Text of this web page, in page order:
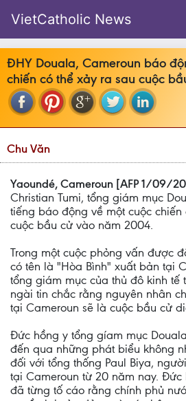
VietCatholic News
ÐHY Douala, Cameroun báo
chiến có thể xảy ra sau cuộc
Chu Văn
Yaoundé, Cameroun [AFP 1/09/
Christian Tumi, tổng giám mục
tiếng báo động về một cuộc chiến
cuộc bầu cử vào năm 2004.
Trong một cuộc phỏng vấn được
có tên là "Hòa Bình" xuất bản tại
tổng giám mục của thủ đô kinh tế
ngài tin chắc rằng nguyên nhân
tại Cameroun sẽ là cuộc bầu cử
Ðức hồng y tổng gíam mục
đến qua những phát biểu không
đối với tổng thống Paul Biya,
tại Cameroun từ 20 năm nay. Ðức
đã từng tố cáo rằng chính phủ